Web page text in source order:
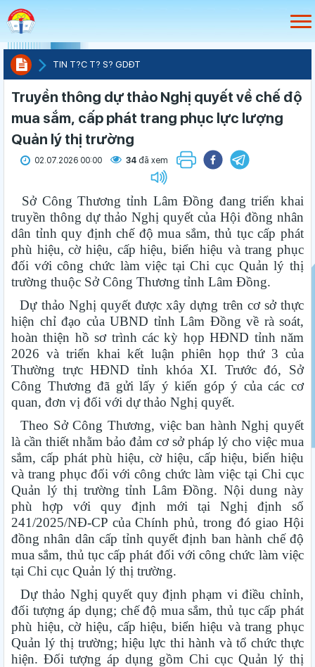
TIN T?C T? S? GDÐT
Truyền thông dự thảo Nghị quyết về chế độ
mua sắm, cấp phát trang phục lực lượng
Quản lý thị trường
02.07.2026 00:00 34 đã xem
Sở Công Thương tỉnh Lâm Đồng đang triển khai
truyền thông dự thảo Nghị quyết của Hội đồng nhân
dân tỉnh quy định chế độ mua sắm, thủ tục cấp phát
phù hiệu, cờ hiệu, cấp hiệu, biển hiệu và trang phục
đối với công chức làm việc tại Chi cục Quản lý thị
trường thuộc Sở Công Thương tỉnh Lâm Đồng.
Dự thảo Nghị quyết được xây dựng trên cơ sở thực
hiện chỉ đạo của UBND tỉnh Lâm Đồng về rà soát,
hoàn thiện hồ sơ trình các kỳ họp HĐND tỉnh năm
2026 và triển khai kết luận phiên họp thứ 3 của
Thường trực HĐND tỉnh khóa XI. Trước đó, Sở
Công Thương đã gửi lấy ý kiến góp ý của các cơ
quan, đơn vị đối với dự thảo Nghị quyết.
Theo Sở Công Thương, việc ban hành Nghị quyết
là cần thiết nhằm bảo đảm cơ sở pháp lý cho việc mua
sắm, cấp phát phù hiệu, cờ hiệu, cấp hiệu, biển hiệu
và trang phục đối với công chức làm việc tại Chi cục
Quản lý thị trường tỉnh Lâm Đồng. Nội dung này
phù hợp với quy định mới tại Nghị định số
241/2025/NĐ-CP của Chính phủ, trong đó giao Hội
đồng nhân dân cấp tỉnh quyết định ban hành chế độ
mua sắm, thủ tục cấp phát đối với công chức làm việc
tại Chi cục Quản lý thị trường.
Dự thảo Nghị quyết quy định phạm vi điều chỉnh,
đối tượng áp dụng; chế độ mua sắm, thủ tục cấp phát
phù hiệu, cờ hiệu, cấp hiệu, biển hiệu và trang phục
Quản lý thị trường; hiệu lực thi hành và tổ chức thực
hiện. Đối tượng áp dụng gồm Chi cục Quản lý thị